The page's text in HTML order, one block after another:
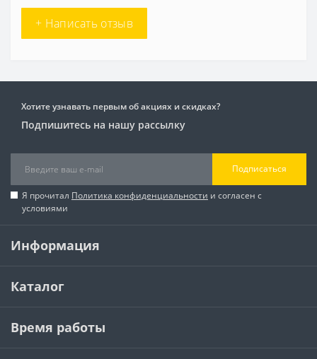
+ Написать отзыв
Хотите узнавать первым об акциях и скидках?
Подпишитесь на нашу рассылку
Подписаться
Я прочитал Политика конфиденциальности и согласен с
условиями
Информация
Каталог
Время работы